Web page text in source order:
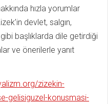
hızla yorumlar
devlet, salgın,
başlıklarda dile getirdiği
ve önerilerle yanıt
zizekin-
gelisiguzel-konusmasi-